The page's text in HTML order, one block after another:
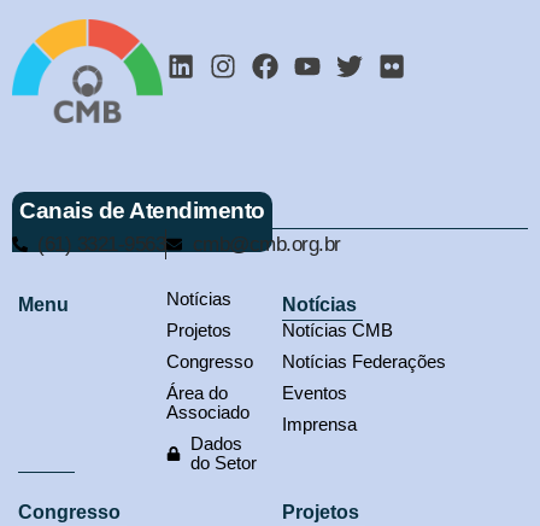
Canais de Atendimento
(61) 3321-9563 cmb@cmb.org.br
Menu
Notícias
Projetos
Congresso
Área do
Associado
Dados
do Setor
Notícias
Notícias CMB
Notícias Federações
Eventos
Imprensa
Congresso
Projetos